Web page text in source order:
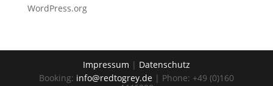
WordPress.org
Impressum | Datenschutz
Booking: info@redtogrey.de| Phone: +49 (0)160